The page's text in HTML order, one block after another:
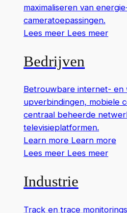
maximaliseren van
cameratoepassingen.
Lees meer Lees meer
Bedrijven
Betrouwbare internet- en
upverbindingen, mobiele
centraal beheerde
televisieplatformen.
Learn more Learn more
Lees meer Lees meer
Industrie
Track en trace